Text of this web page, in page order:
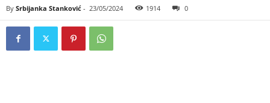
By Srbijanka Stanković - 23/05/2024 1914 0